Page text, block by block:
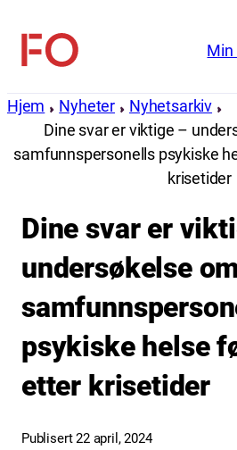
innhold
FO
Min
Hjem Nyheter
Nyhetsarkiv
Dine svar er viktige –
samfunnspersonells psykiske
krisetider
Dine svar er
undersøkelse
psykiske helse
etter krisetider
Publisert 22 april, 2024